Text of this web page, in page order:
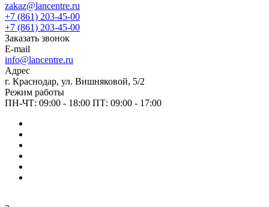
zakaz@lancentre.ru
+7 (861) 203-45-00
+7 (861) 203-45-00
Заказать звонок
E-mail
info@lancentre.ru
Адрес
г. Краснодар, ул. Вишняковой, 5/2
Режим работы
ПН-ЧТ: 09:00 - 18:00 ПТ: 09:00 - 17:00